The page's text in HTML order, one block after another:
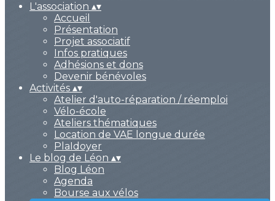
L'association ▴▾
Accueil
Présentation
Projet associatif
Infos pratiques
Adhésions et dons
Devenir bénévoles
Activités ▴▾
Atelier d'auto-réparation / réemploi
Vélo-école
Ateliers thématiques
Location de VAE longue durée
PlaIdoyer
Le blog de Léon ▴▾
Blog Léon
Agenda
Bourse aux vélos